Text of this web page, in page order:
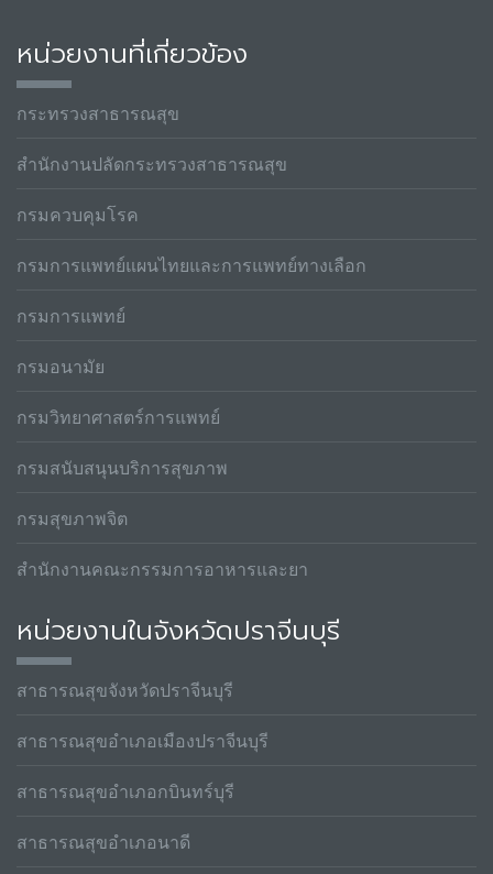
หน่วยงานที่เกี่ยวข้อง
กระทรวงสาธารณสุข
สำนักงานปลัดกระทรวงสาธารณสุข
กรมควบคุมโรค
กรมการแพทย์แผนไทยและการแพทย์ทางเลือก
กรมการแพทย์
กรมอนามัย
กรมวิทยาศาสตร์การแพทย์
กรมสนับสนุนบริการสุขภาพ
กรมสุขภาพจิต
สำนักงานคณะกรรมการอาหารและยา
หน่วยงานในจังหวัดปราจีนบุรี
สาธารณสุขจังหวัดปราจีนบุรี
สาธารณสุขอำเภอเมืองปราจีนบุรี
สาธารณสุขอำเภอกบินทร์บุรี
สาธารณสุขอำเภอนาดี